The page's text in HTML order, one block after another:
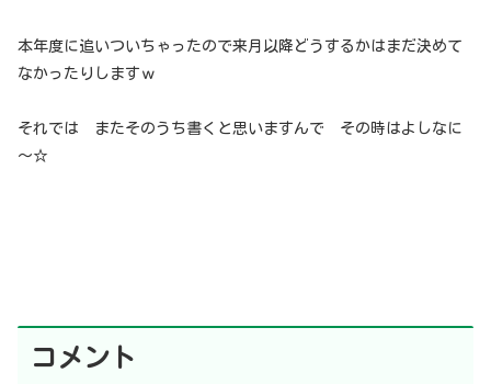
本年度に追いついちゃったので来月以降どうするかはまだ決めて
なかったりしますｗ
それでは またそのうち書くと思いますんで その時はよしなに
～☆
コメント